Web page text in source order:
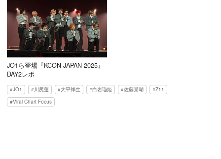
JO1ら登場『KCON JAPAN 2025』
DAY2レポ
JO1 川尻蓮 大平祥生 白岩瑠姫 佐藤景瑚
Z11
Viral Chart Focus